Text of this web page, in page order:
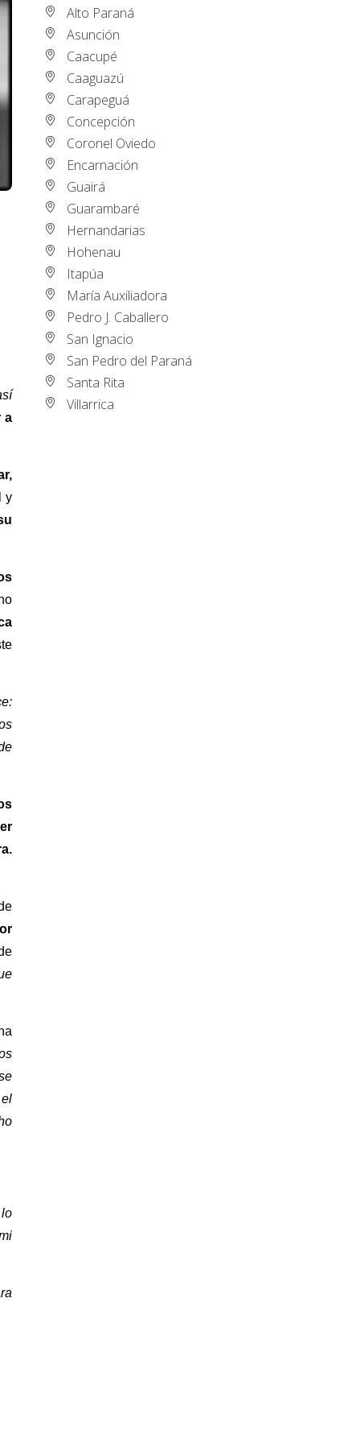
a
y
Alto Paraná
Asunción
Caacupé
Caaguazú
Carapeguá
Concepción
Coronel Oviedo
Encarnación
Guairá
Guarambaré
Hernandarias
Hohenau
Itapúa
María Auxiliadora
Pedro J. Caballero
San Ignacio
San Pedro del Paraná
Santa Rita
Villarrica